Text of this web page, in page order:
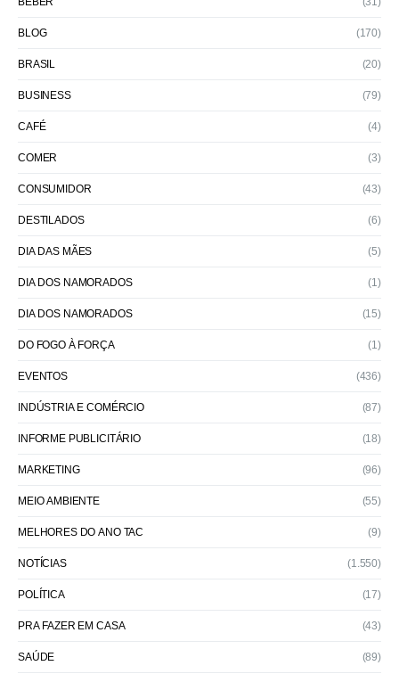
BLOG (170)
BRASIL (20)
BUSINESS (79)
CAFÉ (4)
COMER (3)
CONSUMIDOR (43)
DESTILADOS (6)
DIA DAS MÃES (5)
DIA DOS NAMORADOS (1)
DIA DOS NAMORADOS (15)
DO FOGO À FORÇA (1)
EVENTOS (436)
INDÚSTRIA E COMÉRCIO (87)
INFORME PUBLICITÁRIO (18)
MARKETING (96)
MEIO AMBIENTE (55)
MELHORES DO ANO TAC (9)
NOTÍCIAS (1.550)
POLÍTICA (17)
PRA FAZER EM CASA (43)
SAÚDE (89)